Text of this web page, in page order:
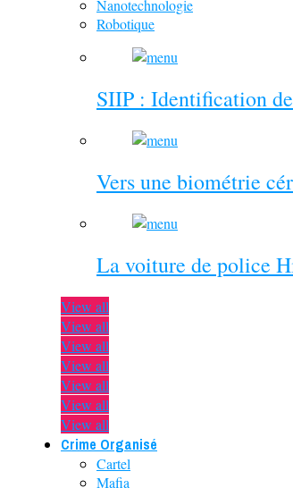
Nanotechnologie
Robotique
SIIP : Identification
Vers une biométrie
La voiture de police
View all
View all
View all
View all
View all
View all
View all
Crime Organisé
Cartel
Mafia